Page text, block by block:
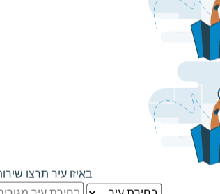
הבאנדלים שלנו
באיזו עיר תרצו